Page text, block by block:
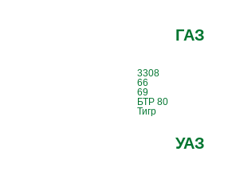
ГАЗ
3308
66
69
БТР 80
Тигр
УАЗ